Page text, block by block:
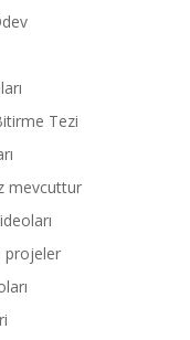
Tezi
mevcuttur
projeler